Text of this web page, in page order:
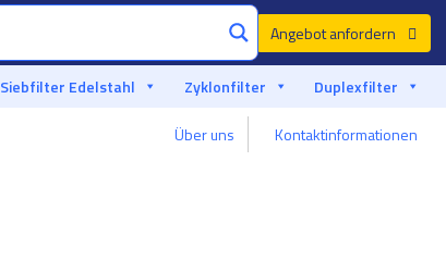
Angebot anfordern
Siebfilter Edelstahl Zyklonfilter Duplexfilter
Hergestellt in Europa, erleben Sie Senior-Qualität
Über uns Kontaktinformationen